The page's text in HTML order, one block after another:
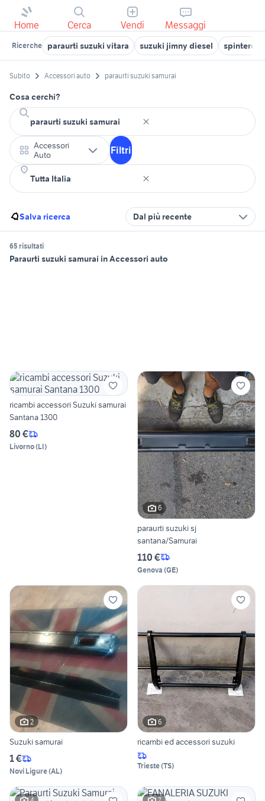
Home Cerca Vendi Messaggi
Ricerche paraurti suzuki vitara suzuki jimny diesel
Subito Accessori auto paraurti suzuki samurai
Cosa cerchi?
Accessori
Auto
Filtri
Salva ricerca Dal più recente
65 risultati
Paraurti suzuki samurai in Accessori auto
ricambi accessori Suzuki samurai
Santana 1300
80 €
Livorno(LI)
6
paraurti suzuki sj
santana/Samurai
110 €
Genova (GE)
2
Suzuki samurai
1 €
Novi Ligure(AL)
6
ricambi ed accessori suzuki
Trieste(TS)